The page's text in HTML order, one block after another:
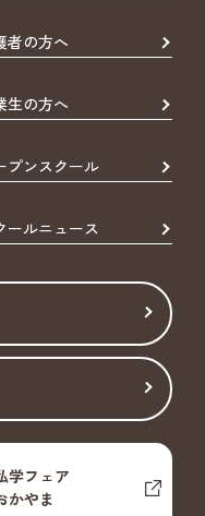
者の方へ
生の方へ
プンスクール
ールニュース
学フェア
かやま